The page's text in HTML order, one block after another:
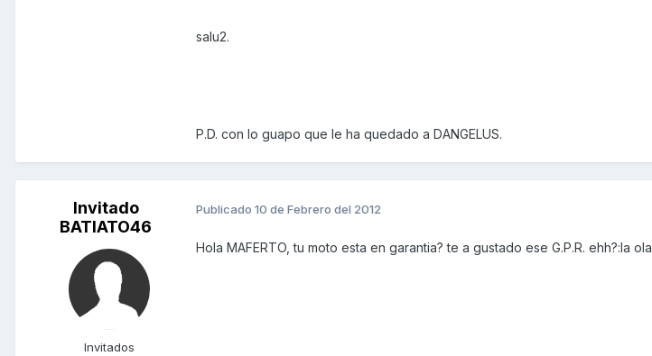
salu2.
P.D. con lo guapo que le ha quedado a DANGELUS.
Invitado
BATIATO46
Invitados
Publicado 10 de Febrero del 2012
Hola MAFERTO, tu moto esta en garantia? te a gustado ese G.P.R. ehh?:la ola